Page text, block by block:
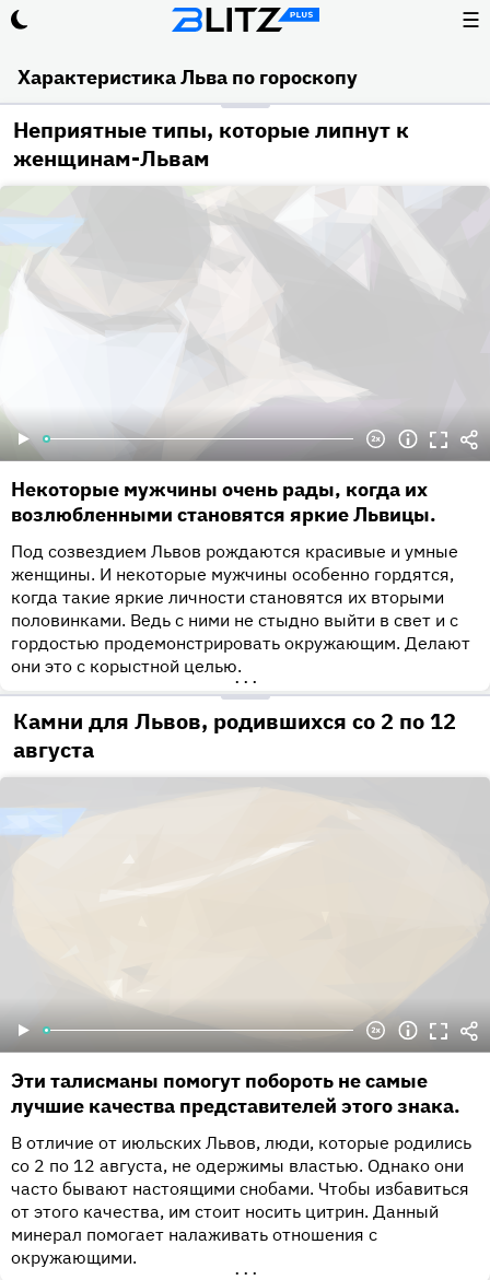
☰
Характеристика Льва по гороскопу
Неприятные типы, которые липнут к
женщинам-Львам
Некоторые мужчины очень рады, когда их
возлюбленными становятся яркие Львицы.
Под созвездием Львов рождаются красивые и умные
женщины. И некоторые мужчины особенно гордятся,
когда такие яркие личности становятся их вторыми
половинками. Ведь с ними не стыдно выйти в свет и с
гордостью продемонстрировать окружающим. Делают
они это с корыстной целью.
•••
Камни для Львов, родившихся со 2 по 12
августа
Эти талисманы помогут побороть не самые
лучшие качества представителей этого знака.
В отличие от июльских Львов, люди, которые родились
со 2 по 12 августа, не одержимы властью. Однако они
часто бывают настоящими снобами. Чтобы избавиться
от этого качества, им стоит носить цитрин. Данный
минерал помогает налаживать отношения с
окружающими.
•••